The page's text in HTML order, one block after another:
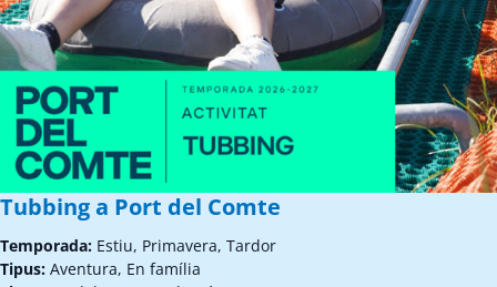
Tubbing a Port del Comte
Temporada: Estiu, Primavera, Tardor
Tipus: Aventura, En família